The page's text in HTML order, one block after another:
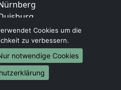
Cookies um die
zu verbessern.
notwendige Cookies